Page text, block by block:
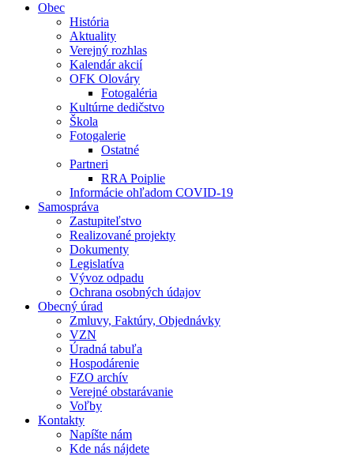
Obec
História
Aktuality
Verejný rozhlas
Kalendár akcií
OFK Olováry
Fotogaléria
Kultúrne dedičstvo
Škola
Fotogalerie
Ostatné
Partneri
RRA Poiplie
Informácie ohľadom COVID-19
Samospráva
Zastupiteľstvo
Realizované projekty
Dokumenty
Legislatíva
Vývoz odpadu
Ochrana osobných údajov
Obecný úrad
Zmluvy, Faktúry, Objednávky
VZN
Úradná tabuľa
Hospodárenie
FZO archív
Verejné obstarávanie
Voľby
Kontakty
Napíšte nám
Kde nás nájdete